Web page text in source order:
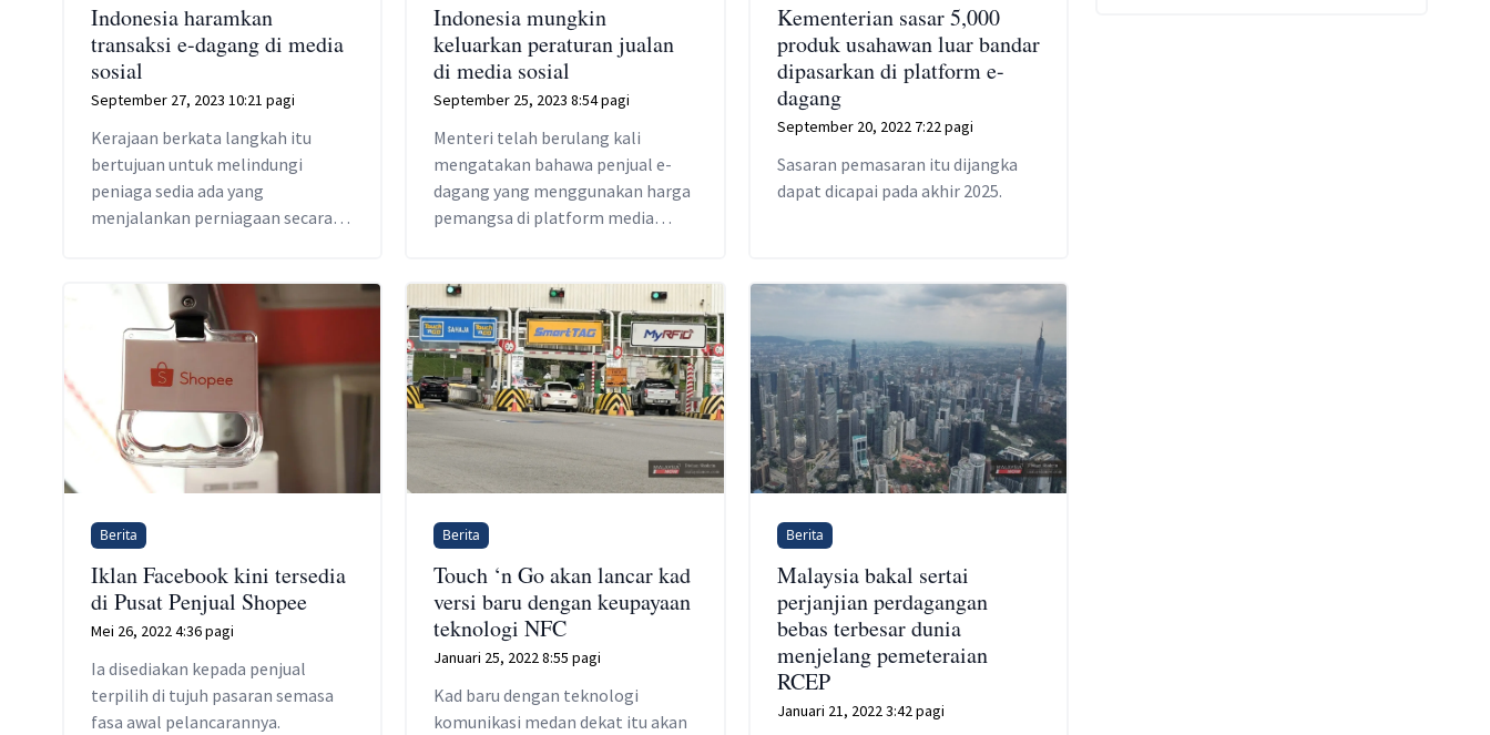
Indonesia haramkan
transaksi e-dagang di media
sosial
September 27, 2023 10:21 pagi
Kerajaan berkata langkah itu
bertujuan untuk melindungi
peniaga sedia ada yang
menjalankan perniagaan secara
Tenggara itu.
Indonesia mungkin
keluarkan peraturan jualan
di media sosial
September 25, 2023 8:54 pagi
Menteri telah berulang kali
mengatakan bahawa penjual e-
dagang yang menggunakan harga
pemangsa di platform media
Kementerian sasar 5,000
produk usahawan luar bandar
dipasarkan di platform e-
dagang
September 20, 2022 7:22 pagi
Sasaran pemasaran itu dijangka
dapat dicapai pada akhir 2025.
Berita
Iklan Facebook kini tersedia
di Pusat Penjual Shopee
Mei 26, 2022 4:36 pagi
Ia disediakan kepada penjual
terpilih di tujuh pasaran semasa
fasa awal pelancarannya.
Berita
Touch ‘n Go akan lancar kad
versi baru dengan keupayaan
teknologi NFC
Januari 25, 2022 8:55 pagi
Kad baru dengan teknologi
komunikasi medan dekat itu akan
Berita
Malaysia bakal sertai
perjanjian perdagangan
bebas terbesar dunia
menjelang pemeteraian
RCEP
Januari 21, 2022 3:42 pagi